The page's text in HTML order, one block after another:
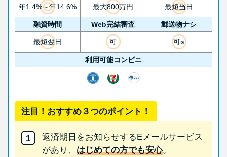
年1.4%～年14.6% 最大800万円 最短当日
融資時間 Web完結審査 郵送物ナシ
最短翌日 可 可※
利用可能コンビニ
注目！おすすめ３つのポイント！
返済期日をお知らせするEメールサービス
があり、 はじめての方でも安心。